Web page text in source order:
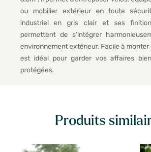
ou mobilier extérieur en toute
industriel en gris clair et ses
permettent de s’intégrer
environnement extérieur. Facile à monter
est idéal pour garder vos affaires
protégées.
Produits